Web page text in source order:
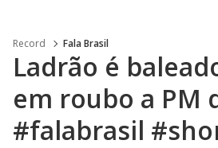
Record Fala Brasil
Ladrão é
em roubo a PM
#falabrasil